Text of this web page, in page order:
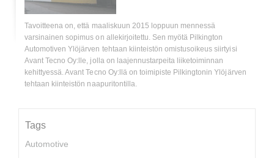
Tavoitteena on, että maaliskuun 2015 loppuun mennessä
varsinainen sopimus on allekirjoitettu. Sen myötä Pilkington
Automotiven Ylöjärven tehtaan kiinteistön omistusoikeus siirtyisi
Avant Tecno Oy:lle, jolla on laajennustarpeita liiketoiminnan
kehittyessä. Avant Tecno Oy:llä on toimipiste Pilkingtonin Ylöjärven
tehtaan kiinteistön naapuritontilla.
Tags
Automotive